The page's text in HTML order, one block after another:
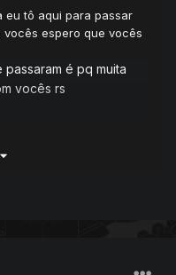
eu tô aqui para passar
espero que vocês
passaram é pq muita
vocês rs
+Source